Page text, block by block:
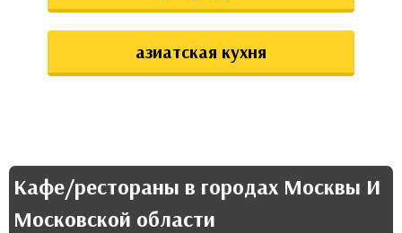
азиатская кухня
Кафе/рестораны в городах Москвы И
Московской области